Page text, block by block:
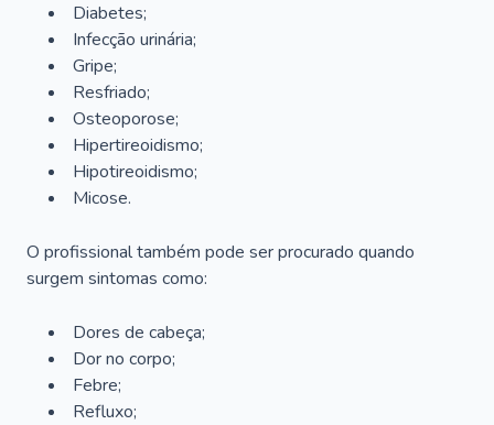
Diabetes;
Infecção urinária;
Gripe;
Resfriado;
Osteoporose;
Hipertireoidismo;
Hipotireoidismo;
Micose.
O profissional também pode ser procurado quando
surgem sintomas como:
Dores de cabeça;
Dor no corpo;
Febre;
Refluxo;